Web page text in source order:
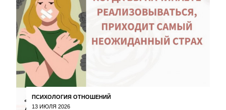
ПСИХОЛОГИЯ ОТНОШЕНИЙ
13 ИЮЛЯ 2026